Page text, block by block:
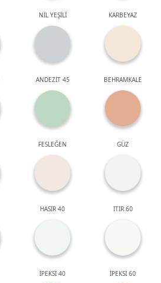
NİL YEŞİLİ KARBEYAZ
ANDEZİT 45 BEHRAMKALE
FESLEĞEN GÜZ
HASIR 40 ITIR 60
İPEKSİ 40 İPEKSİ 60